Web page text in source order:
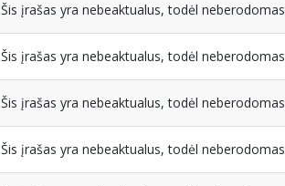
Šis įrašas yra nebeaktualus, todėl neberodomas
Šis įrašas yra nebeaktualus, todėl neberodomas
Šis įrašas yra nebeaktualus, todėl neberodomas
Šis įrašas yra nebeaktualus, todėl neberodomas